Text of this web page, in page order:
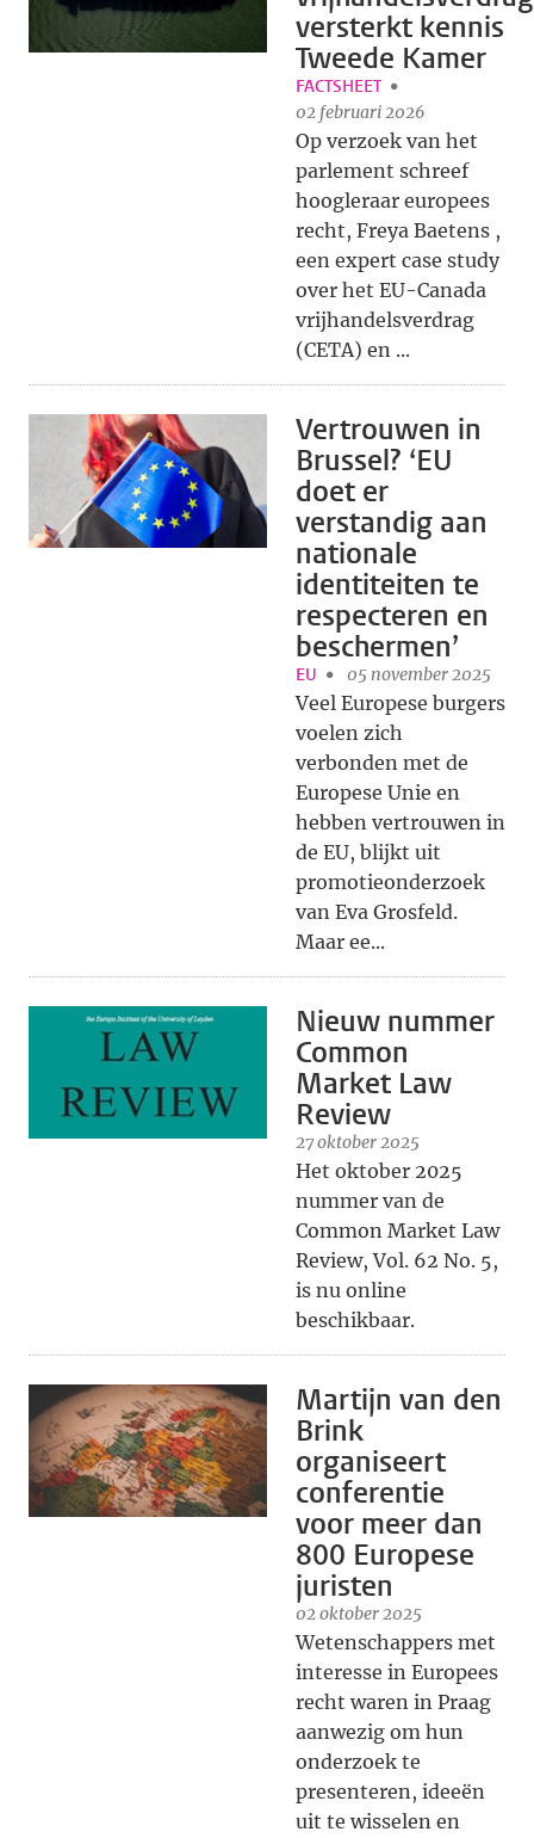
versterkt kennis
Tweede Kamer
FACTSHEET
02 februari 2026
Op verzoek van het
parlement schreef
hoogleraar europees
recht, Freya Baetens ,
een expert case study
over het EU-Canada
vrijhandelsverdrag
(CETA) en ...
Vertrouwen in
Brussel? ‘EU
doet er
verstandig aan
nationale
identiteiten te
respecteren en
beschermen’
EU 05 november 2025
Veel Europese burgers
voelen zich
verbonden met de
Europese Unie en
hebben vertrouwen in
de EU, blijkt uit
promotieonderzoek
van Eva Grosfeld.
Maar ee...
Nieuw nummer
Common
Market Law
Review
27 oktober 2025
Het oktober 2025
nummer van de
Common Market Law
Review, Vol. 62 No. 5,
is nu online
beschikbaar.
Martijn van den
Brink
organiseert
conferentie
voor meer dan
800 Europese
juristen
02 oktober 2025
Wetenschappers met
interesse in Europees
recht waren in Praag
aanwezig om hun
onderzoek te
presenteren, ideeën
uit te wisselen en